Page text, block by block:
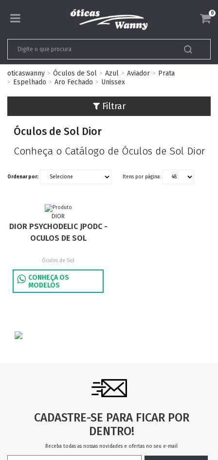
0
oticaswanny Óculos de Sol Azul Aviador
Prata
Espelhado
Aro Fechado Unissex
Filtrar
Óculos de Sol Dior
Conheça o Catálogo de Óculos de Sol Dior
Ordenar por: Itens por página:
DIOR
DIOR PSYCHODELIC JPODC -
OCULOS DE SOL
Óculos de Sol
CONHEÇA OS
MODELOS
CADASTRE-SE PARA FICAR POR
DENTRO!
Receba todas as nossas novidades e ofertas no seu e-mail